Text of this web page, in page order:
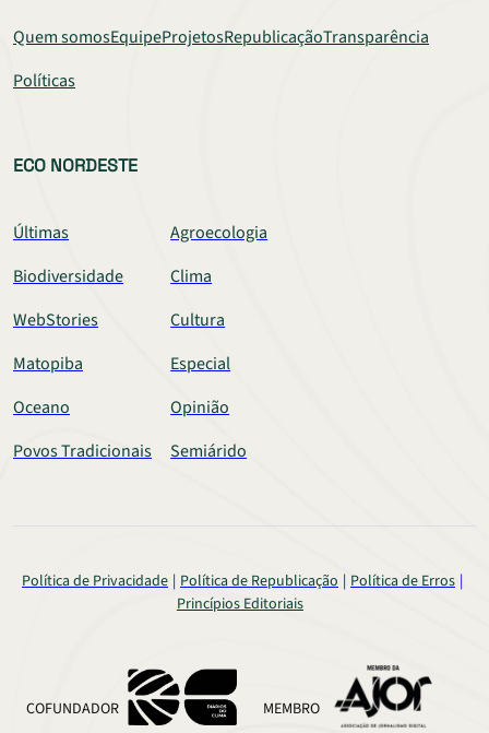
Quem somosEquipeProjetosRepublicaçãoTransparência
Políticas
ECO NORDESTE
Últimas
Agroecologia
Biodiversidade
Clima
WebStories
Cultura
Matopiba
Especial
Oceano
Opinião
Povos Tradicionais
Semiárido
Política de Privacidade Política de Republicação Política de Erros
Princípios Editoriais
COFUNDADOR MEMBRO